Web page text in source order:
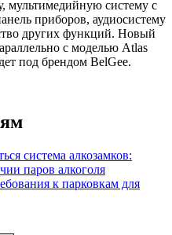
мультимедийную систему с
приборов, аудиосистему
других функций. Новый
с моделью Atlas
под брендом BelGee.
система алкозамков:
паров алкоголя
к парковкам для